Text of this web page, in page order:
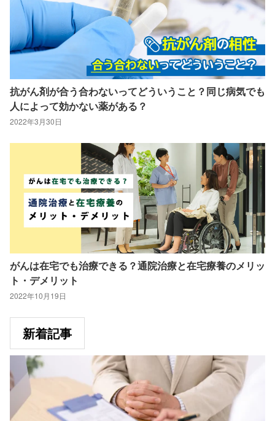
抗がん剤が合う合わないってどういうこと？同じ病気でも
人によって効かない薬がある？
2022年3月30日
がんは在宅でも治療できる？通院治療と在宅療養のメリッ
ト・デメリット
2022年10月19日
新着記事